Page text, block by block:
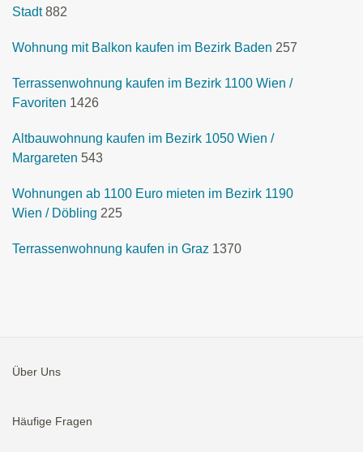
Stadt 882
Wohnung mit Balkon kaufen im Bezirk Baden 257
Terrassenwohnung kaufen im Bezirk 1100 Wien /
Favoriten 1426
Altbauwohnung kaufen im Bezirk 1050 Wien /
Margareten 543
Wohnungen ab 1100 Euro mieten im Bezirk 1190
Wien / Döbling 225
Terrassenwohnung kaufen in Graz 1370
Über Uns
Häufige Fragen